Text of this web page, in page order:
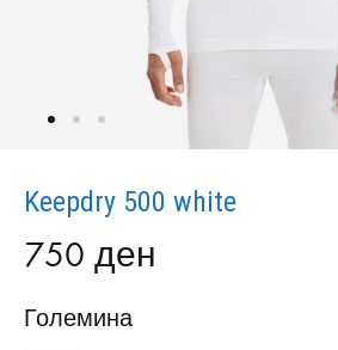
Keepdry 500 white
750 ден
Големина